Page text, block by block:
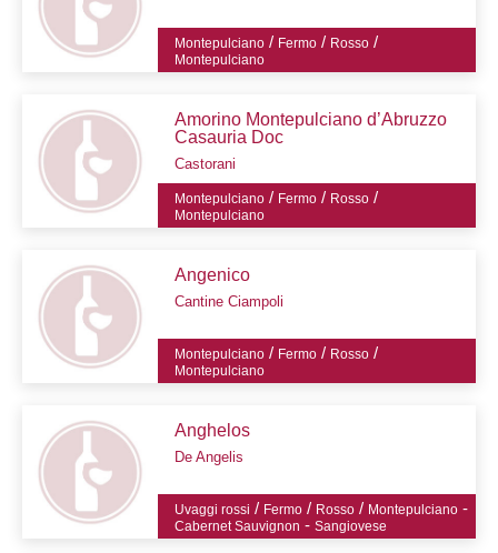
Montepulciano / Fermo / Rosso /
Montepulciano
Amorino Montepulciano d’Abruzzo
Casauria Doc
Castorani
Montepulciano / Fermo / Rosso /
Montepulciano
Angenico
Cantine Ciampoli
Montepulciano / Fermo / Rosso /
Montepulciano
Anghelos
De Angelis
Uvaggi rossi / Fermo / Rosso / Montepulciano -
Cabernet Sauvignon -Sangiovese